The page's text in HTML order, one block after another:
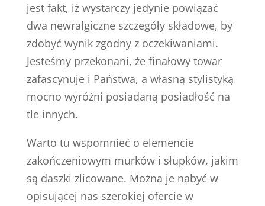
jest fakt, iż wystarczy jedynie powiązać
dwa newralgiczne szczegóły składowe, by
zdobyć wynik zgodny z oczekiwaniami.
Jesteśmy przekonani, że finałowy towar
zafascynuje i Państwa, a własną stylistyką
mocno wyróżni posiadaną posiadłość na
tle innych.
Warto tu wspomnieć o elemencie
zakończeniowym murków i słupków, jakim
są daszki zlicowane. Można je nabyć w
opisującej nas szerokiej ofercie w